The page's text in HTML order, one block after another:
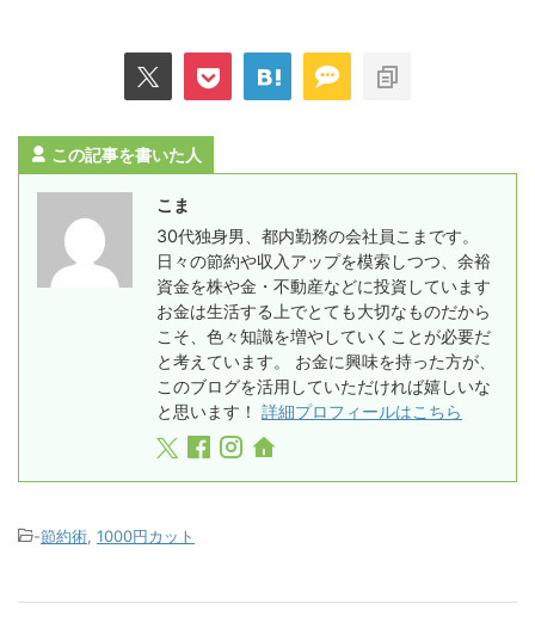
この記事を書いた人
こま
30代独身男、都内勤務の会社員こまです。
日々の節約や収入アップを模索しつつ、余裕
資金を株や金・不動産などに投資しています
お金は生活する上でとても大切なものだから
こそ、色々知識を増やしていくことが必要だ
と考えています。 お金に興味を持った方が、
このブログを活用していただければ嬉しいな
と思います！ 詳細プロフィールはこちら
-節約術 1000円カット